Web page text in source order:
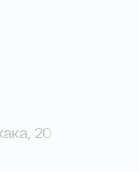
20